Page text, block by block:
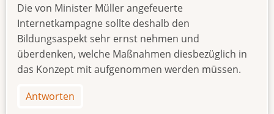
Die von Minister Müller angefeuerte
Internetkampagne sollte deshalb den
Bildungsaspekt sehr ernst nehmen und
überdenken, welche Maßnahmen diesbezüglich in
das Konzept mit aufgenommen werden müssen.
Antworten